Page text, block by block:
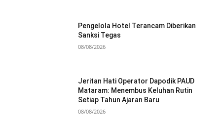
Pengelola Hotel Terancam Diberikan
Sanksi Tegas
08/08/2026
Jeritan Hati Operator Dapodik PAUD
Mataram: Menembus Keluhan Rutin
Setiap Tahun Ajaran Baru
08/08/2026